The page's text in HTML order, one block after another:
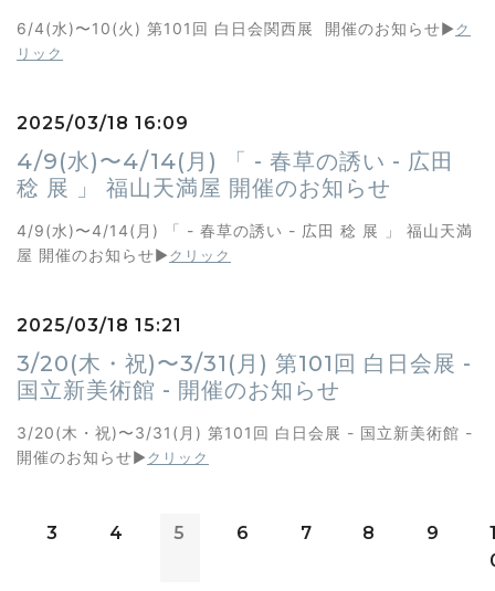
6/4(水)〜10(火) 第101回 白日会関西展 開催のお知らせ▶︎ク
リック
2025/03/18 16:09
4/9(水)〜4/14(月) 「 - 春草の誘い - 広田
稔 展 」 福山天満屋 開催のお知らせ
4/9(水)〜4/14(月) 「 - 春草の誘い - 広田 稔 展 」 福山天満
屋 開催のお知らせ▶︎クリック
2025/03/18 15:21
3/20(木・祝)〜3/31(月) 第101回 白日会展 -
国立新美術館 - 開催のお知らせ
3/20(木・祝)〜3/31(月) 第101回 白日会展 - 国立新美術館 -
開催のお知らせ▶︎クリック
3 4 5 6 7 8 9